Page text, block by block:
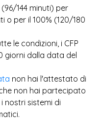
144 minuti) per
o per il 100% (120/180
le condizioni, i CFP
giorni dalla data del
non hai l'attestato di
non hai partecipato
nostri sistemi di